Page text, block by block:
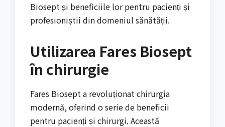
Biosept și beneficiile lor pentru pacienți și
profesioniștii din domeniul sănătății.
Utilizarea Fares Biosept
în chirurgie
Fares Biosept a revoluționat chirurgia
modernă, oferind o serie de beneficii
pentru pacienți și chirurgi. Această